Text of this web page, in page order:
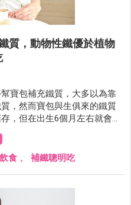
質，動物性鐵優於植物
寶包補充鐵質，大多以為靠
，然而寶包與生俱來的鐵質
，但在出生6個月左右就會
取鐵質，以下來說說如何幫
食 、 補鐵聰明吃